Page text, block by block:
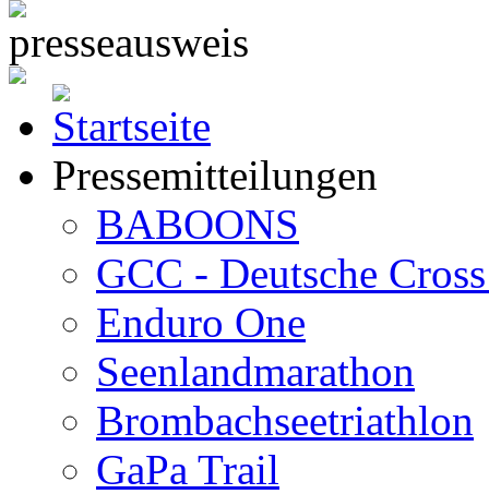
Pressemitteilungen
BABOONS
GCC - Deutsche
Enduro One
Seenlandmarathon
Brombachseetriathlon
GaPa Trail